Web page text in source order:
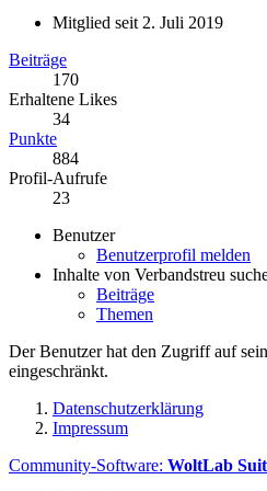
Mitglied seit 2. Juli 2019
Beiträge
170
Erhaltene Likes
34
Punkte
884
Profil-Aufrufe
23
Benutzer
Benutzerprofil melden
Inhalte von Verbandstreu
Beiträge
Themen
Der Benutzer hat den Zugriff auf
eingeschränkt.
Datenschutzerklärung
Impressum
Community-Software: WoltLab